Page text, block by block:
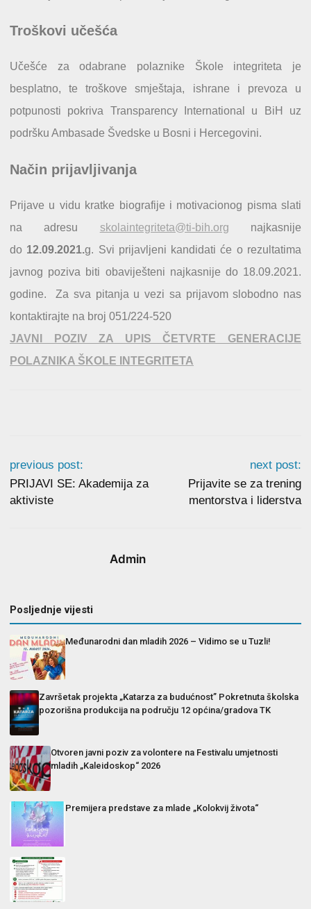
Troškovi učešća
Učešće za odabrane polaznike Škole integriteta je
besplatno, te troškove smještaja, ishrane i prevoza u
potpunosti pokriva Transparency International u BiH uz
podršku Ambasade Švedske u Bosni i Hercegovini.
Način prijavljivanja
Prijave u vidu kratke biografije i motivacionog pisma slati
na adresu skolaintegriteta@ti-bih.org najkasnije
do 12.09.2021.g. Svi prijavljeni kandidati će o rezultatima
javnog poziva biti obaviješteni najkasnije do 18.09.2021.
godine. Za sva pitanja u vezi sa prijavom slobodno nas
kontaktirajte na broj 051/224-520
JAVNI POZIV ZA UPIS ČETVRTE GENERACIJE
POLAZNIKA ŠKOLE INTEGRITETA
previous post:
PRIJAVI SE: Akademija za
aktiviste
next post:
Prijavite se za trening
mentorstva i liderstva
Admin
Posljednje vijesti
Međunarodni dan mladih 2026 – Vidimo se u Tuzli!
Završetak projekta „Katarza za budućnost” Pokretnuta školska
pozorišna produkcija na području 12 općina/gradova TK
Otvoren javni poziv za volontere na Festivalu umjetnosti
mladih „Kaleidoskop“ 2026
Premijera predstave za mlade „Kolokvij života“